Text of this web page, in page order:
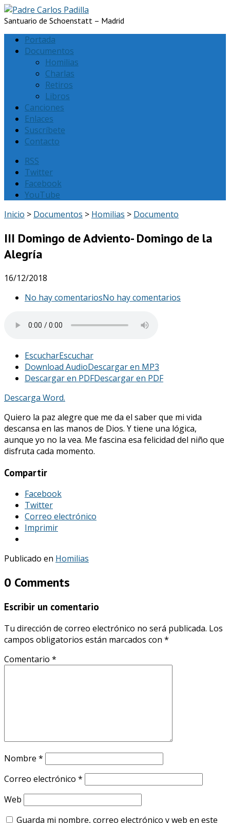
Santuario de Schoenstatt – Madrid
Portada
Documentos
Homilias
Charlas
Retiros
Libros
Canciones
Enlaces
Suscríbete
Contacto
RSS
Twitter
Facebook
YouTube
Inicio > Documentos > Homilias > Documento
III Domingo de Adviento- Domingo de la
Alegría
16/12/2018
No hay comentariosNo hay comentarios
EscucharEscuchar
Download AudioDescargar en MP3
Descargar en PDFDescargar en PDF
Descarga Word.
Quiero la paz alegre que me da el saber que mi vida
descansa en las manos de Dios. Y tiene una lógica,
aunque yo no la vea. Me fascina esa felicidad del niño que
disfruta cada momento.
Compartir
Facebook
Twitter
Correo electrónico
Imprimir
Publicado en Homilias
0 Comments
Escribir un comentario
Tu dirección de correo electrónico no será publicada. Los
campos obligatorios están marcados con *
Comentario *
Nombre *
Correo electrónico *
Web
Guarda mi nombre, correo electrónico y web en este